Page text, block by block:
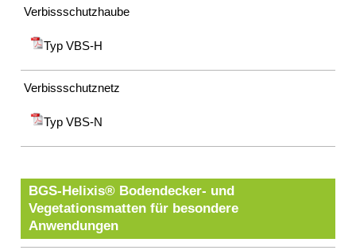
Verbissschutzhaube
Typ VBS-H
Verbissschutznetz
Typ VBS-N
BGS-Helixis® Bodendecker- und
Vegetationsmatten für besondere
Anwendungen